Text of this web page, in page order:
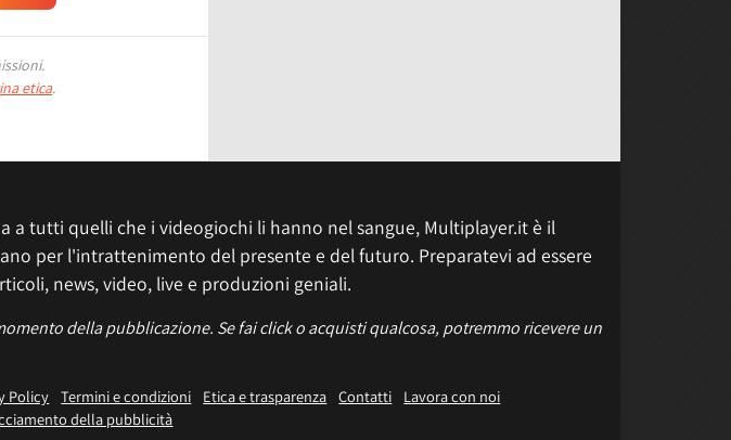
etica.
a tutti quelli che i videogiochi li hanno nel sangue, Multiplayer.it è il
per l'intrattenimento del presente e del futuro. Preparatevi ad essere
news, video, live e produzioni geniali.
della pubblicazione. Se fai click o acquisti qualcosa, potremmo ricevere un
Policy Termini e condizioni Etica e trasparenza Contatti
Lavora con noi
della pubblicità